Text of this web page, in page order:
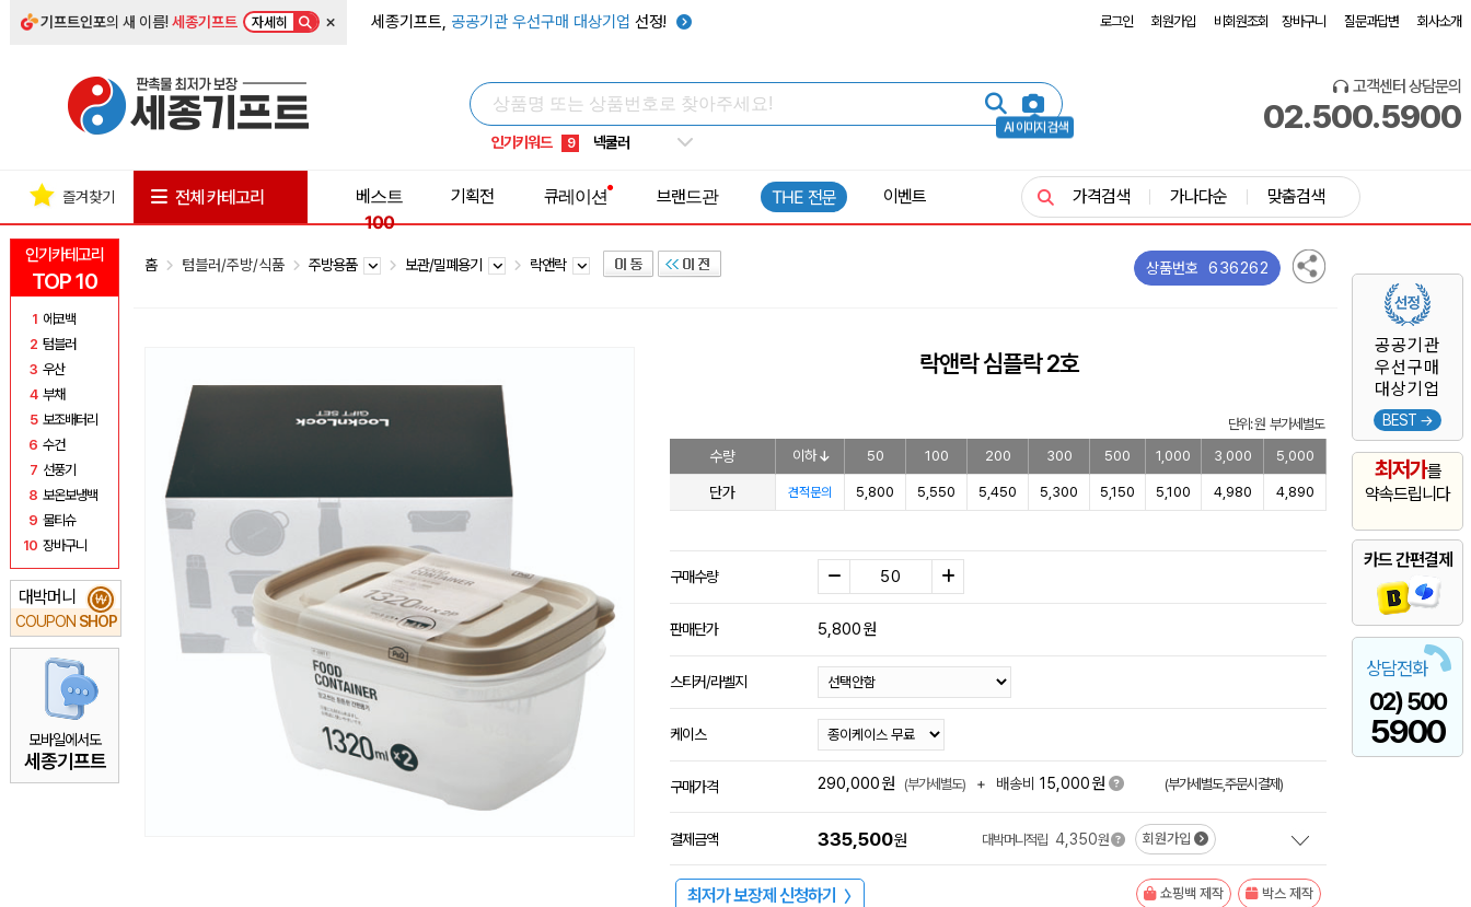
기프트인포의 새 이름!세종기프트 자세히 × 세종기프트, 공공기관 우선구매 대상기업 선정! 로그인 회원가입 비회원조회 장바구니 질문과답변 회사소개
AI 이미지 검색
인기키워드
5 키캡
8 쿨토시
9 넥쿨러
1 선풍기
고객센터 상담문의
02.500.5900
인기카테고리
TOP 10
1 에코백
2 텀블러
3 우산
4 부채
5 보조배터리
6 수건
7 선풍기
8 보온보냉백
9 물티슈
10 장바구니
대박머니
COUPON SHOP
₩
모바일에서도
세종기프트
공공기관
우선구매
대상기업
BEST →
최저가를
약속드립니다
카드 간편결제
상담전화
02) 500
5900
즐겨찾기 전체 카테고리
베스트
100
기획전 큐레이션 브랜드관 THE 전문 이벤트 가격검색 가나다순 맞춤검색
홈 텀블러/주방/식품 주방용품 보관/밀폐용기 락앤락 상품번호 636262
락앤락 심플락 2호
단위: 원 부가세별도
수량 이하 50 100 200 300 500 1,000 3,000 5,000
단가 견적문의 5,800 5,550 5,450 5,300 5,150 5,100 4,980 4,890
구매수량
판매단가 5,800원
스티커/라벨지
케이스
구매가격 290,000원 (부가세별도) + 배송비 15,000원 (부가세별도,주문시결제)
결제금액 335,500원 대박머니적립 4,350원 회원가입
최저가 보장제 신청하기 〉 쇼핑백 제작 박스 제작